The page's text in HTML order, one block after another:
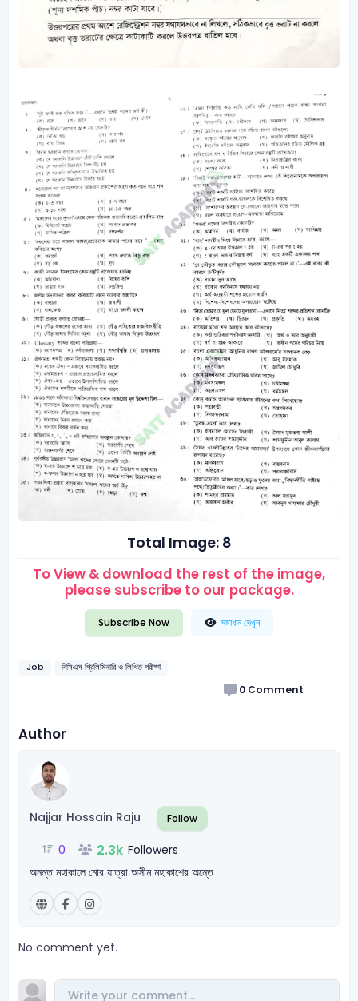
Total Image: 8
To View & download the rest of the image,
please subscribe to our package.
Subscribe Now সমাধান দেখুন
Job বিসিএস প্রিলিমিনারি ও লিখিত পরীক্ষা
0 Comment
Author
Najjar Hossain Raju Follow
0 2.3k Followers
অনন্ত মহাকালে মোর যাত্রা অসীম মহাকাশের অন্তে
No comment yet.